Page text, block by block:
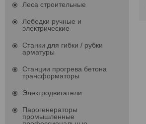
Леса строительные
Лебедки ручные и
электрические
Станки для гибки / рубки
арматуры
Станции прогрева бетона
трансформаторы
Электродвигатели
Парогенераторы
промышленные